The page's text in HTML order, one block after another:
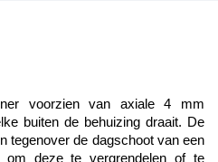
voorzien van axiale 4 mm
buiten de behuizing draait. De
tegenover de dagschoot van een
om deze te vergrendelen of te